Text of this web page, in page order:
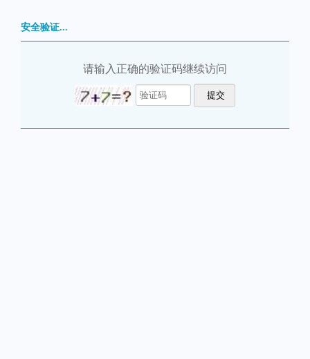
安全验证...
请输入正确的验证码继续访问